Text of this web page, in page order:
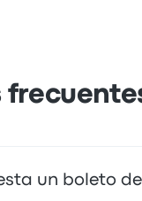
un boleto